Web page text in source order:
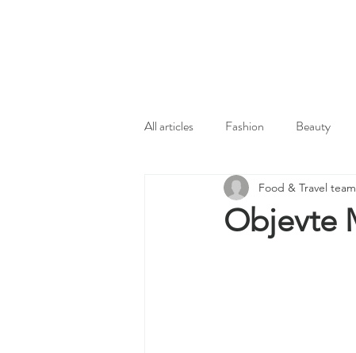
All articles Fashion Beauty
Objevte
Food & Travel team